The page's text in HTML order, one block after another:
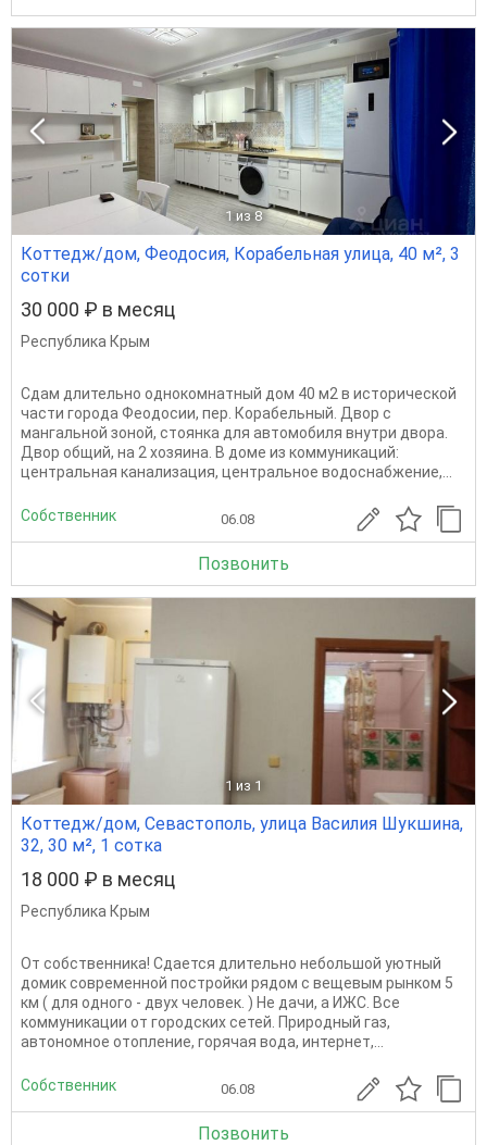
1 из 8
Коттедж/дом, Феодосия, Корабельная улица, 40 м², 3
сотки
30 000 ₽ в месяц
Республика Крым
Сдам длительно однокомнатный дом 40 м2 в исторической
части города Феодосии, пер. Корабельный. Двор с
мангальной зоной, стоянка для автомобиля внутри двора.
Двор общий, на 2 хозяина. В доме из коммуникаций:
центральная канализация, центральное водоснабжение,...
Собственник 06.08
Позвонить
1 из 1
Коттедж/дом, Севастополь, улица Василия Шукшина,
32, 30 м², 1 сотка
18 000 ₽ в месяц
Республика Крым
От собственника! Сдается длительно небольшой уютный
домик современной постройки рядом с вещевым рынком 5
км ( для одного - двух человек. ) Не дачи, а ИЖС. Все
коммуникации от городских сетей. Природный газ,
автономное отопление, горячая вода, интернет,...
Собственник 06.08
Позвонить